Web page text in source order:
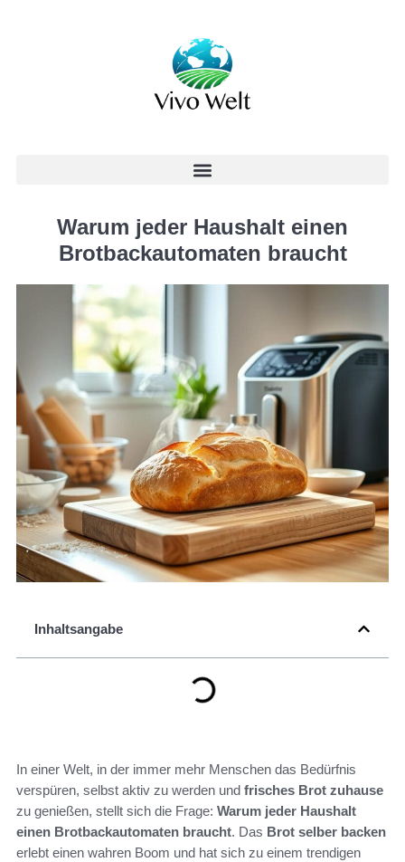
Warum jeder Haushalt einen
Brotbackautomaten braucht
Inhaltsangabe
In einer Welt, in der immer mehr Menschen das Bedürfnis
verspüren, selbst aktiv zu werden und frisches Brot zuhause
zu genießen, stellt sich die Frage: Warum jeder Haushalt
einen Brotbackautomaten braucht. Das Brot selber backen
erlebt einen wahren Boom und hat sich zu einem trendigen